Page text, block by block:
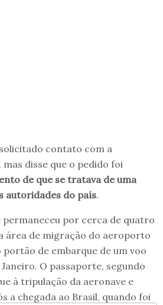
contato com a
disse que o pedido foi
de que se tratava de uma
autoridades do país.
permaneceu por cerca de quatro
área de migração do aeroporto
de embarque de um voo
O passaporte, segundo
à tripulação da aeronave e
a chegada ao Brasil, quando foi